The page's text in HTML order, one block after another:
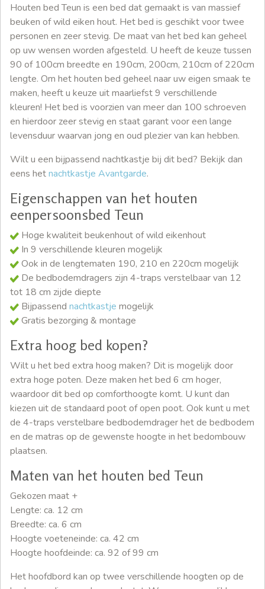
Houten bed Teun is een bed dat gemaakt is van massief
beuken of wild eiken hout. Het bed is geschikt voor twee
personen en zeer stevig. De maat van het bed kan geheel
op uw wensen worden afgesteld. U heeft de keuze tussen
90 of 100cm breedte en 190cm, 200cm, 210cm of 220cm
lengte. Om het houten bed geheel naar uw eigen smaak te
maken, heeft u keuze uit maarliefst 9 verschillende
kleuren! Het bed is voorzien van meer dan 100 schroeven
en hierdoor zeer stevig en staat garant voor een lange
levensduur waarvan jong en oud plezier van kan hebben.
Wilt u een bijpassend nachtkastje bij dit bed? Bekijk dan
eens hetnachtkastje Avantgarde.
Eigenschappen van het houten
eenpersoonsbed Teun
Hoge kwaliteit beukenhout of wild eikenhout
In 9 verschillende kleuren mogelijk
Ook in de lengtematen 190, 210 en 220cm mogelijk
De bedbodemdragers zijn 4-traps verstelbaar van 12
tot 18 cm zijde diepte
Bijpassend nachtkastje mogelijk
Gratis bezorging & montage
Extra hoog bed kopen?
Wilt u het bed extra hoog maken? Dit is mogelijk door
extra hoge poten. Deze maken het bed 6 cm hoger,
waardoor dit bed op comforthoogte komt. U kunt dan
kiezen uit de standaard poot of open poot. Ook kunt u met
de 4-traps verstelbare bedbodemdrager het de bedbodem
en de matras op de gewenste hoogte in het bedombouw
plaatsen.
Maten van het houten bed Teun
Gekozen maat +
Lengte: ca. 12 cm
Breedte: ca. 6 cm
Hoogte voeteneinde: ca. 42 cm
Hoogte hoofdeinde: ca. 92 of 99 cm
Het hoofdbord kan op twee verschillende hoogten op de